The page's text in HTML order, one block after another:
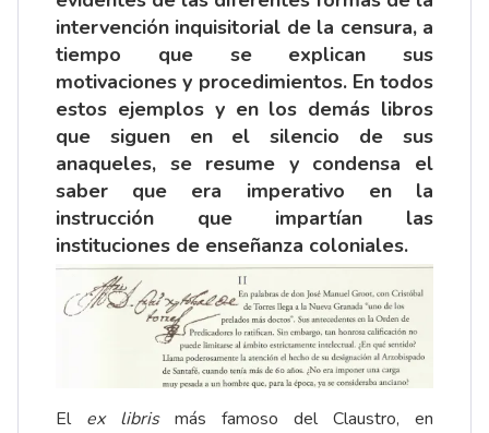
intervención inquisitorial de la censura, a
tiempo que se explican sus
motivaciones y procedimientos. En todos
estos ejemplos y en los demás libros
que siguen en el silencio de sus
anaqueles, se resume y condensa el
saber que era imperativo en la
instrucción que impartían las
instituciones de enseñanza coloniales.
El ex librismás famoso del Claustro, en